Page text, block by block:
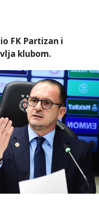
FK Partizan i
klubom.